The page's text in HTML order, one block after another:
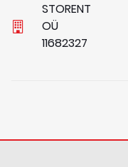
STORENT
OÜ
11682327